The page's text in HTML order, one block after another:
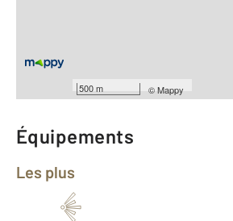
500 m ©Mappy
Type de construction : Traditionnelle
Année construction : 1900
Équipements
Les plus